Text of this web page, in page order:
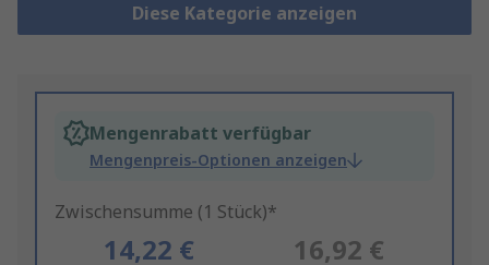
Diese Kategorie anzeigen
Mengenrabatt verfügbar
Mengenpreis-Optionen anzeigen
Zwischensumme (1 Stück)*
14,22 € 16,92 €